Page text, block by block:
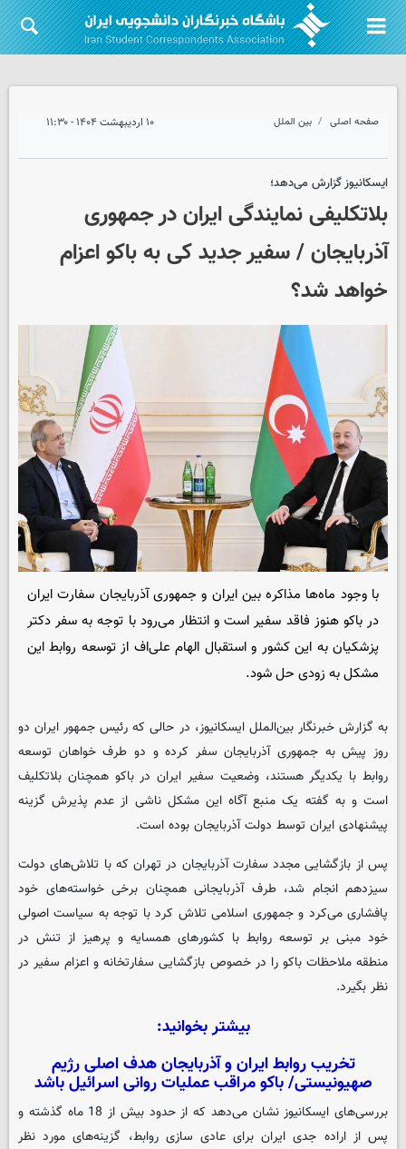
صفحه اصلی بین الملل ۱۰ اردیبهشت ۱۴۰۴ - ۱۱:۳۰
ایسکانیوز گزارش می‌دهد؛
بلاتکلیفی نمایندگی ایران در جمهوری
آذربایجان / سفیر جدید کی به باکو اعزام
خواهد شد؟
با وجود ماه‌ها مذاکره بین ایران و جمهوری آذربایجان سفارت ایران
در باکو هنوز فاقد سفیر است و انتظار می‌رود با توجه به سفر دکتر
پزشکیان به این کشور و استقبال الهام علی‌اف از توسعه روابط این
مشکل به زودی حل شود.
به گزارش خبرنگار بین‌المللایسکانیوز، در حالی که رئیس جمهور ایران دو
روز پیش به جمهوری آذربایجان سفر کرده و دو طرف خواهان توسعه
روابط با یکدیگر هستند، وضعیت سفیر ایران در باکو همچنان بلاتکلیف
است و به گفته یک منبع آگاه این مشکل ناشی از عدم پذیرش گزینه‌
پیشنهادی ایران توسط دولت آذربایجان بوده است.
پس از بازگشایی مجدد سفارت آذربایجان در تهران که با تلاش‌های دولت
سیزدهم انجام شد، طرف آذربایجانی همچنان برخی خواسته‌های خود
پافشاری می‌کرد و جمهوری اسلامی تلاش کرد با توجه به سیاست اصولی
خود مبنی بر توسعه روابط با کشورهای همسایه و پرهیز از تنش در
منطقه ملاحظات باکو را در خصوص بازگشایی سفارتخانه و اعزام سفیر در
نظر بگیرد.
بیشتر بخوانید:
تخریب روابط ایران و آذربایجان هدف اصلی رژیم
صهیونیستی/ باکو مراقب عملیات روانی اسرائیل باشد
بررسی‌های ایسکانیوز نشان می‌دهد که از حدود بیش از 18 ماه گذشته و
پس از اراده جدی ایران برای عادی سازی روابط، گزینه‌های مورد نظر